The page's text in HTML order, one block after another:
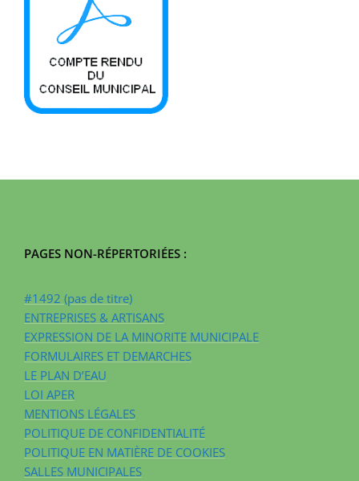
PAGES NON-RÉPERTORIÉES :
#1492 (pas de titre)
ENTREPRISES & ARTISANS
EXPRESSION DE LA MINORITE MUNICIPALE
FORMULAIRES ET DEMARCHES
LE PLAN D’EAU
LOI APER
MENTIONS LÉGALES
POLITIQUE DE CONFIDENTIALITÉ
POLITIQUE EN MATIÈRE DE COOKIES
SALLES MUNICIPALES